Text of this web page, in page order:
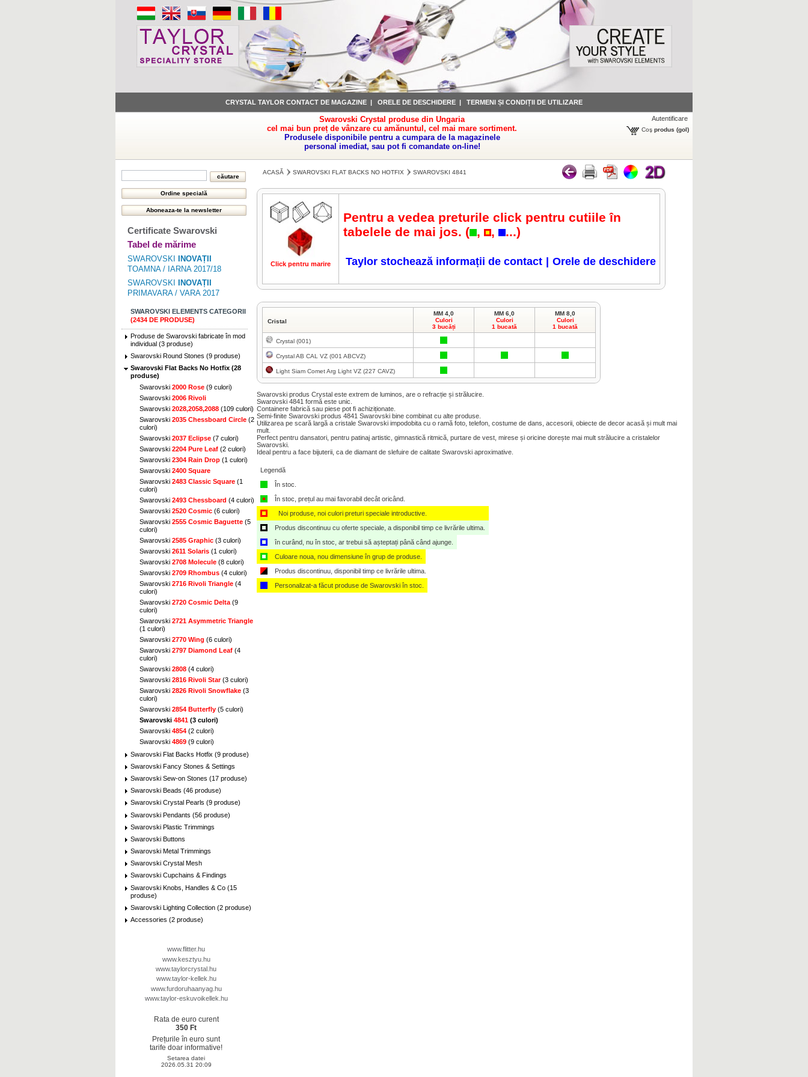
CRYSTAL TAYLOR CONTACT DE MAGAZINE | ORELE DE DESCHIDERE | TERMENI ȘI CONDIȚII DE UTILIZARE
Swarovski Crystal produse din Ungaria
cel mai bun preț de vânzare cu amănuntul, cel mai mare sortiment.
Produsele disponibile pentru a cumpara de la magazinele
personal imediat, sau pot fi comandate on-line!
Autentificare
Coş produs (gol)
Certificate Swarovski
Tabel de mărime
SWAROVSKI
INOVAȚII
TOAMNA / IARNA 2017/18
SWAROVSKI
INOVAȚII
PRIMAVARA / VARA 2017
SWAROVSKI ELEMENTS CATEGORII
(2434 DE PRODUSE)
Produse de Swarovski fabricate în mod
individual (3 produse)
Swarovski Round Stones (9 produse)
Swarovski Flat Backs No Hotfix (28
produse)
Swarovski 2000 Rose (9 culori)
Swarovski 2006 Rivoli
Swarovski 2028,2058,2088 (109 culori)
Swarovski 2035 Chessboard Circle (2
culori)
Swarovski 2037 Eclipse (7 culori)
Swarovski 2204 Pure Leaf (2 culori)
Swarovski 2304 Rain Drop (1 culori)
Swarovski 2400 Square
Swarovski 2483 Classic Square (1
culori)
Swarovski 2493 Chessboard (4 culori)
Swarovski 2520 Cosmic (6 culori)
Swarovski 2555 Cosmic Baguette (5
culori)
Swarovski 2585 Graphic (3 culori)
Swarovski 2611 Solaris (1 culori)
Swarovski 2708 Molecule (8 culori)
Swarovski 2709 Rhombus (4 culori)
Swarovski 2716 Rivoli Triangle (4
culori)
Swarovski 2720 Cosmic Delta (9
culori)
Swarovski 2721 Asymmetric Triangle
(1 culori)
Swarovski 2770 Wing (6 culori)
Swarovski 2797 Diamond Leaf (4
culori)
Swarovski 2808 (4 culori)
Swarovski 2816 Rivoli Star(3 culori)
Swarovski 2826 Rivoli Snowflake (3
culori)
Swarovski 2854 Butterfly (5 culori)
Swarovski 4841 (3 culori)
Swarovski 4854 (2 culori)
Swarovski 4869 (9 culori)
Swarovski Flat Backs Hotfix (9 produse)
Swarovski Fancy Stones & Settings
Swarovski Sew-on Stones (17 produse)
Swarovski Beads (46 produse)
Swarovski Crystal Pearls (9 produse)
Swarovski Pendants (56 produse)
Swarovski Plastic Trimmings
Swarovski Buttons
Swarovski Metal Trimmings
Swarovski Crystal Mesh
Swarovski Cupchains & Findings
Swarovski Knobs, Handles & Co (15
produse)
Swarovski Lighting Collection (2 produse)
Accessories (2 produse)
www.flitter.hu
www.kesztyu.hu
www.taylorcrystal.hu
www.taylor-kellek.hu
www.furdoruhaanyag.hu
www.taylor-eskuvoikellek.hu
Rata de euro curent
350 Ft
Prețurile în euro sunt
tarife doar informative!
Setarea datei
2026.05.31 20:09
ACASĂ SWAROVSKI FLAT BACKS NO HOTFIX SWAROVSKI 4841
Click pentru marire Click pentru marire Click pentru marire
Pentru a vedea preturile click pentru cutiile în
tabelele de mai jos. ( , , ...)
Taylor stochează informații de contact Orele de deschidere
Cristal
MM 4,0
Culori
3 bucăți
MM 6,0
Culori
1 bucată
MM 8,0
Culori
1 bucată
Crystal (001)
Crystal AB CAL VZ (001 ABCVZ)
Light Siam Comet Arg Light VZ (227 CAVZ)
Swarovski produs Crystal este extrem de luminos, are o refracție și strălucire.
Swarovski 4841 formă este unic.
Containere fabrică sau piese pot fi achiziționate.
Semi-finite Swarovski produs 4841 Swarovski bine combinat cu alte produse.
Utilizarea pe scară largă a cristale Swarovski impodobita cu o ramă foto, telefon, costume de dans, accesorii, obiecte de decor acasă și mult mai
mult.
Perfect pentru dansatori, pentru patinaj artistic, gimnastică ritmică, purtare de vest, mirese și oricine dorește mai mult strălucire a cristalelor
Swarovski.
Ideal pentru a face bijuterii, ca de diamant de slefuire de calitate Swarovski aproximative.
Legendă
În stoc.
În stoc, prețul au mai favorabil decât oricând.
Noi produse, noi culori preturi speciale introductive.
Produs discontinuu cu oferte speciale, a disponibil timp ce livrările ultima.
în curând, nu în stoc, ar trebui să așteptați până când ajunge.
Culoare noua, nou dimensiune în grup de produse.
Produs discontinuu, disponibil timp ce livrările ultima.
Personalizat-a făcut produse de Swarovski în stoc.